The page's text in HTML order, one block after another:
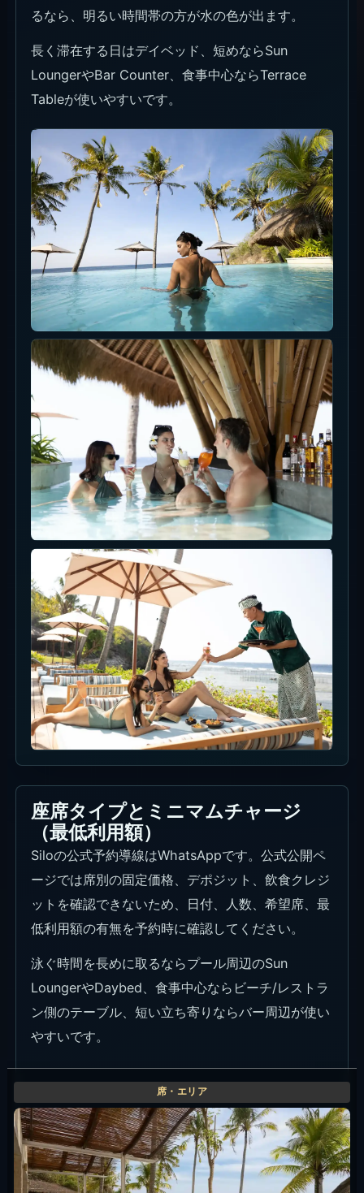
るなら、明るい時間帯の方が水の色が出ます。
長く滞在する日はデイベッド、短めならSun
LoungerやBar Counter、食事中心ならTerrace
Tableが使いやすいです。
座席タイプとミニマムチャージ
（最低利用額）
Siloの公式予約導線はWhatsAppです。公式公開ペ
ージでは席別の固定価格、デポジット、飲食クレジ
ットを確認できないため、日付、人数、希望席、最
低利用額の有無を予約時に確認してください。
泳ぐ時間を長めに取るならプール周辺のSun
LoungerやDaybed、食事中心ならビーチ/レストラ
ン側のテーブル、短い立ち寄りならバー周辺が使い
やすいです。